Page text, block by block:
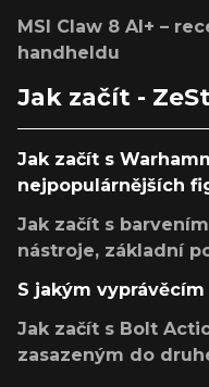
MSI Claw 8 AI+ –
handheldu
Jak začít -
Jak začít s
nejpopulárnějších
Jak začít s
nástroje, základní
S jakým
Jak začít s Bolt
zasazeným do